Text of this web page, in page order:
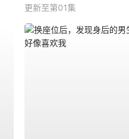
更新至第01集